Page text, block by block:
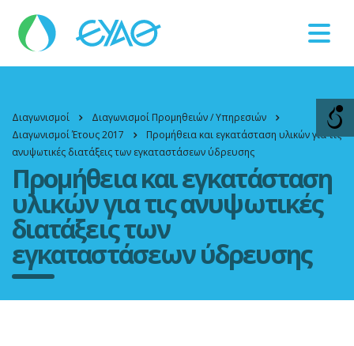
Διαγωνισμοί
Διαγωνισμοί Προμηθειών / Υπηρεσιών
Διαγωνισμοί Έτους 2017
Προμήθεια και εγκατάσταση υλικών για τις
ανυψωτικές διατάξεις των εγκαταστάσεων ύδρευσης
Προμήθεια και εγκατάσταση
υλικών για τις ανυψωτικές
διατάξεις των
εγκαταστάσεων ύδρευσης